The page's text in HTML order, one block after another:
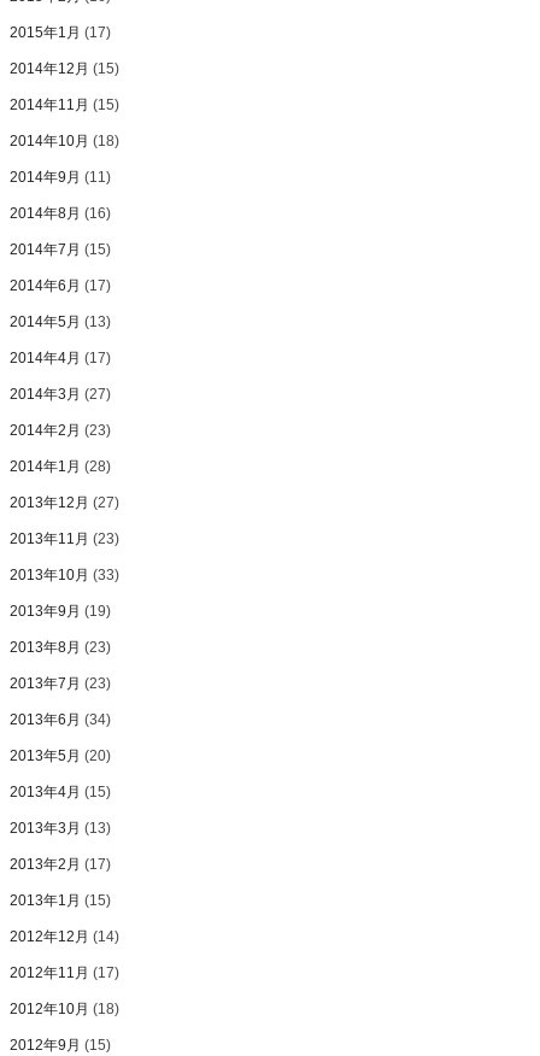
2015年1月 (17)
2014年12月 (15)
2014年11月 (15)
2014年10月 (18)
2014年9月 (11)
2014年8月 (16)
2014年7月 (15)
2014年6月 (17)
2014年5月 (13)
2014年4月 (17)
2014年3月 (27)
2014年2月 (23)
2014年1月 (28)
2013年12月 (27)
2013年11月 (23)
2013年10月 (33)
2013年9月 (19)
2013年8月 (23)
2013年7月 (23)
2013年6月 (34)
2013年5月 (20)
2013年4月 (15)
2013年3月 (13)
2013年2月 (17)
2013年1月 (15)
2012年12月 (14)
2012年11月 (17)
2012年10月 (18)
2012年9月 (15)